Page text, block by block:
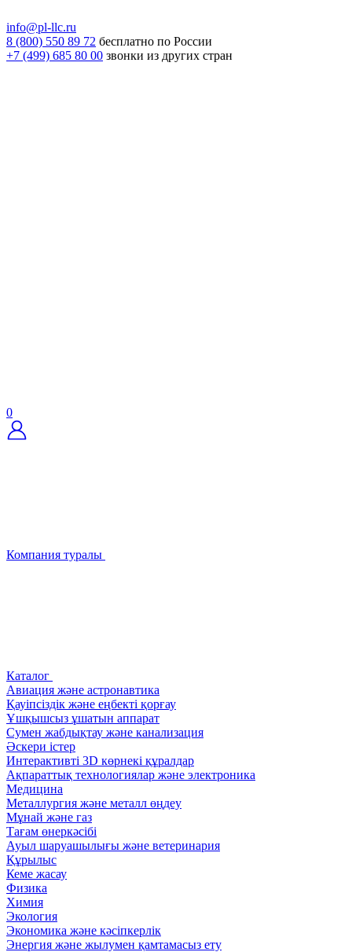
info@pl-llc.ru
8 (800) 550 89 72 бесплатно по России
+7 (499) 685 80 00 звонки из других стран
0
Компания туралы
Каталог
Авиация және астронавтика
Қауіпсіздік және еңбекті қорғау
Ұшқышсыз ұшатын аппарат
Сумен жабдықтау және канализация
Әскери істер
Интерактивті 3D көрнекі құралдар
Ақпараттық технологиялар және электроника
Медицина
Металлургия және металл өңдеу
Мұнай және газ
Тағам өнеркәсібі
Ауыл шаруашылығы және ветеринария
Құрылыс
Кеме жасау
Физика
Химия
Экология
Экономика және кәсіпкерлік
Энергия және жылумен қамтамасыз ету